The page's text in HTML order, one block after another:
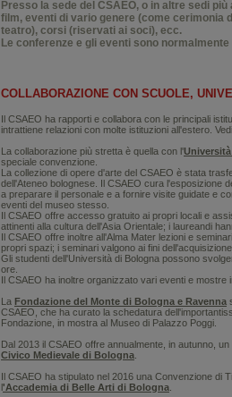
Presso la sede del CSAEO, o in altre sedi
film, eventi di vario genere (come cerimonia
teatro), corsi (riservati ai soci), ecc.
Le conferenze e gli eventi sono
COLLABORAZIONE CON SCUOLE,
Il CSAEO ha rapporti e collabora con le principali
intrattiene relazioni con molte istituzioni all'estero.
La collaborazione più stretta è quella con l'
speciale convenzione.
La collezione di opere d'arte del CSAEO è stata
dell'Ateneo bolognese. Il CSAEO cura l'esposizione
a preparare il personale e a fornire visite guidate e
eventi del museo stesso.
Il CSAEO offre accesso gratuito ai propri locali e
attinenti alla cultura dell'Asia Orientale; i laureandi
Il CSAEO offre inoltre all'Alma Mater lezioni e
propri spazi; i seminari valgono ai fini
Gli studenti dell'Università di Bologna possono
ore.
Il CSAEO ha inoltre organizzato vari eventi e
La Fondazione del Monte di Bologna e Ravenna
CSAEO, che ha curato la schedatura
Fondazione, in mostra al Museo di Palazzo Poggi.
Dal 2013 il CSAEO offre annualmente, in autunno,
Civico Medievale di Bologna
Il CSAEO ha stipulato nel 2016 una Convenzione di
'Accademia di Belle Arti di Bologna